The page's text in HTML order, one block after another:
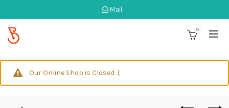
Mail
0
Our Online Shop is Closed :(